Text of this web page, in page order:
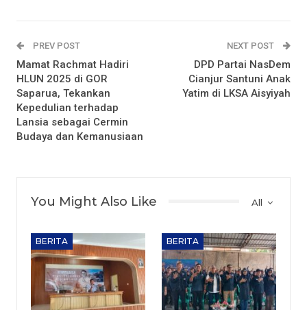
PREV POST
Mamat Rachmat Hadiri
HLUN 2025 di GOR
Saparua, Tekankan
Kepedulian terhadap
Lansia sebagai Cermin
Budaya dan Kemanusiaan
NEXT POST
DPD Partai NasDem
Cianjur Santuni Anak
Yatim di LKSA Aisyiyah
All
You Might Also Like
BERITA BERITA